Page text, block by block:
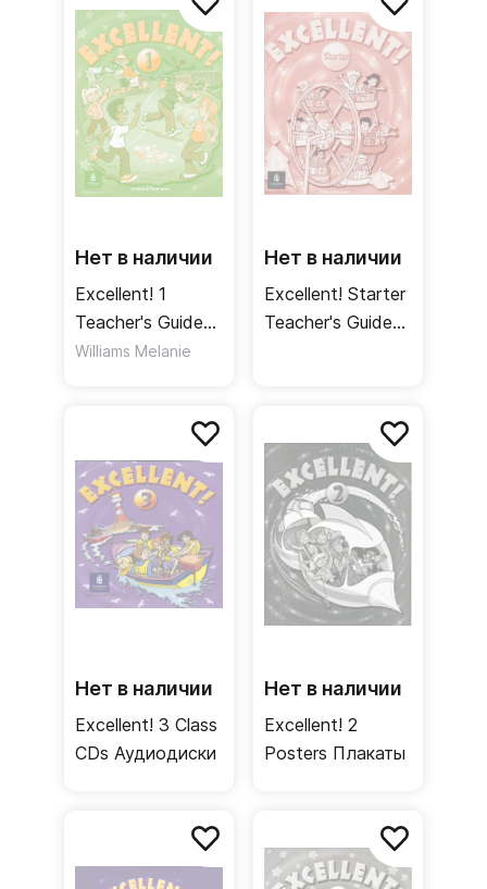
Нет в наличии
Excellent! 1
Teacher's Guide
Книга для
Williams Melanie
Нет в наличии
Excellent! Starter
Teacher's Guide
Нет в наличии
Excellent! 3 Class
CDs Аудиодиски
Нет в наличии
Excellent! 2
Posters Плакаты